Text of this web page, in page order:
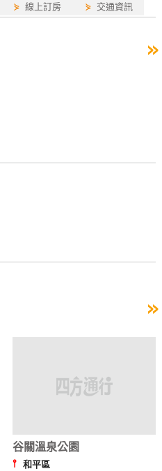
⋟線上訂房 ⋟ 交通資訊
»
»
谷關溫泉公園
⫯ 和平區